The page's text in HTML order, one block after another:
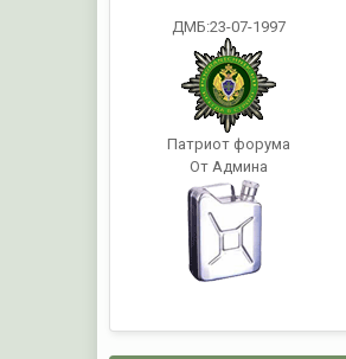
ДМБ:23-07-1997
Патриот форума
От Админа